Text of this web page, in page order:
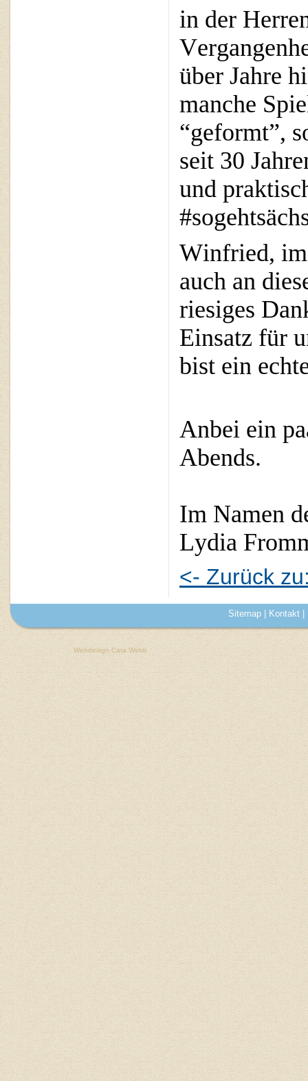
in der
über Jahre
manche
“geformt”,
seit 30
und
#sogehts
Winfried, im
auch an
riesiges
Einsatz für
bist ein
Anbei ein
Abends.
Im Namen
Lydia
<- Zurück
Sitemap| Kontakt|
Webdesign Cara Webb